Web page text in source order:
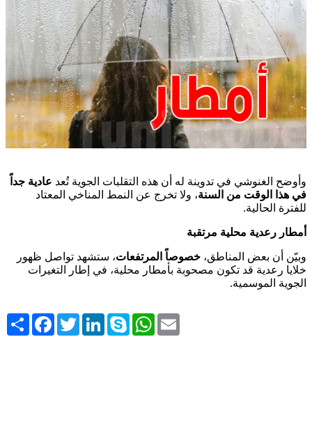
وأوضح الغنوشي في تدوينة له أن هذه التقلبات الجوية تُعد عادية جداً
في هذا الوقت من السنة، ولا تخرج عن النمط المناخي المعتاد
للفترة الحالية.
أمطار رعدية محلية مرتقبة
وبيّن أن بعض المناطق، خصوصاً المرتفعات، ستشهد تواصل ظهور
خلايا رعدية قد تكون مصحوبة بأمطار محلية، في إطار التغيرات
الجوية الموسمية.
Share FacebookTwitterLinkedInSkype WhatsApp